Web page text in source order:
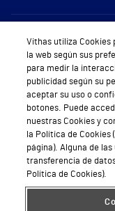
Política de
Vithas utiliza Cookies
la web según sus
para medir la
publicidad según su
aceptar su uso o
botones. Puede
nuestras Cookies y
la Política de Cookies
página). Alguna de
transferencia de
Política de Cookies).